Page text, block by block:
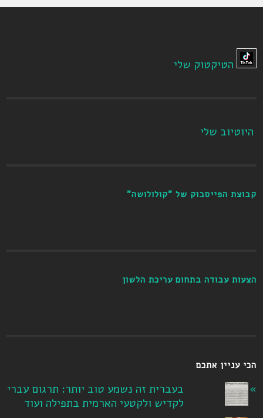
הטיקטוק שלי
היוטיוב שלי
קבוצת הפייסבוק של "קולולושה"
הצעות עבודה בתחום עריכת הלשון
הכי עניין אתכם
בעברית זה נשמע טוב יותר: תרגום עברי
לקדיש ולקטעי הארמית בתפילה ועוד